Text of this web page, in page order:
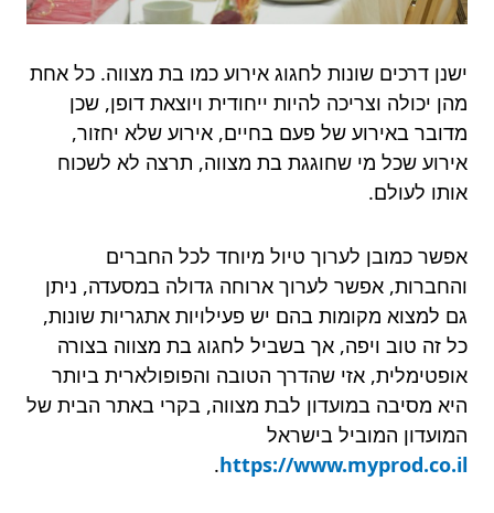
ישנן דרכים שונות לחגוג אירוע כמו בת מצווה. כל אחת
מהן יכולה וצריכה להיות ייחודית ויוצאת דופן, שכן
מדובר באירוע של פעם בחיים, אירוע שלא יחזור,
אירוע שכל מי שחוגגת בת מצווה, תרצה לא לשכוח
אותו לעולם.
אפשר כמובן לערוך טיול מיוחד לכל החברים
והחברות, אפשר לערוך ארוחה גדולה במסעדה, ניתן
גם למצוא מקומות בהם יש פעילויות אתגריות שונות,
כל זה טוב ויפה, אך בשביל לחגוג בת מצווה בצורה
אופטימלית, אזי שהדרך הטובה והפופולארית ביותר
היא מסיבה במועדון לבת מצווה, בקרי באתר הבית של
המועדון המוביל בישראל
https://www.myprod.co.il
.